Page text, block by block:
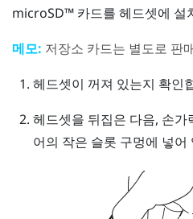
microSD™ 카드를 헤드셋에 설
메모: 저장소 카드는 별도로 판
헤드셋이 꺼져 있는지 확인
헤드셋을 뒤집은 다음, 손
어의 작은 슬롯 구멍에 넣어